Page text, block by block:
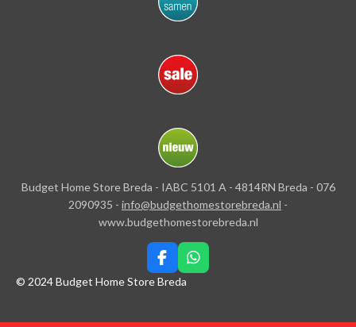
Budget Home Store Breda - IABC 5101 A - 4814RN Breda - 076
2090935 - info@budgethomestorebreda.nl -
www.budgethomestorebreda.nl
F
a
b
W
h
s
© 2024 Budget Home Store Breda